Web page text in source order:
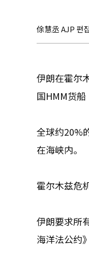
俆慧丞 AJP 편
伊朗在霍尔
国HMM货
全球约20%
在海峡内。
霍尔木兹危
伊朗要求所
海洋法公约